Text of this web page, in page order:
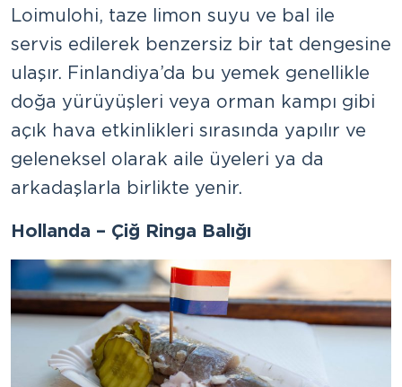
Loimulohi, taze limon suyu ve bal ile
servis edilerek benzersiz bir tat dengesine
ulaşır. Finlandiya’da bu yemek genellikle
doğa yürüyüşleri veya orman kampı gibi
açık hava etkinlikleri sırasında yapılır ve
geleneksel olarak aile üyeleri ya da
arkadaşlarla birlikte yenir.
Hollanda – Çiğ Ringa Balığı